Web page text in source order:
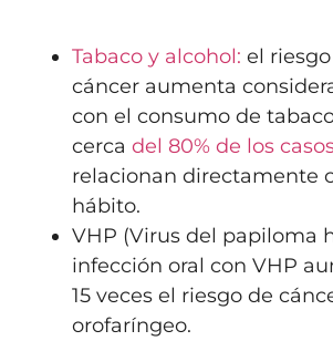
Tabaco y alcohol: el
cáncer aumenta
con el consumo de
cerca del 80% de los
relacionan directamente
hábito.
VHP (Virus del papiloma
infección oral con VHP
15 veces el riesgo de
orofaríngeo.